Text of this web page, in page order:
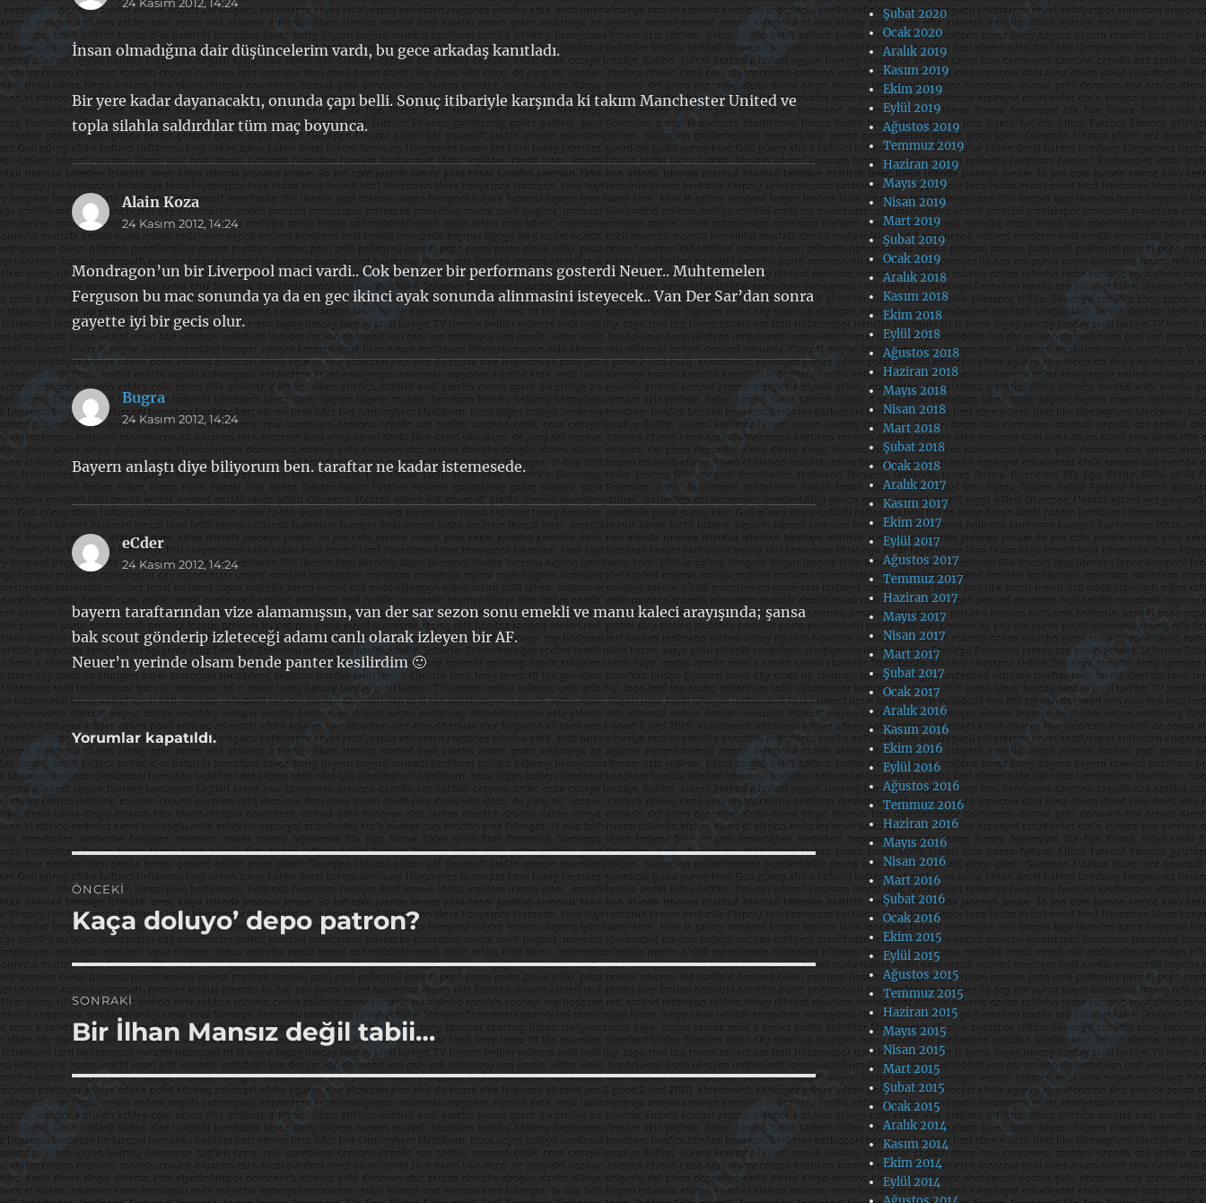
ki:
İnsan olmadığına dair düşüncelerim vardı, bu gece arkadaş kanıtladı.
Bir yere kadar dayanacaktı, onunda çapı belli. Sonuç itibariyle karşında ki takım Manchester United ve
topla silahla saldırdılar tüm maç boyunca.
Alain Kozadedi
ki:
24 Kasım 2012, 14:24
Mondragon’un bir Liverpool maci vardi.. Cok benzer bir performans gosterdi Neuer.. Muhtemelen
Ferguson bu mac sonunda ya da en gec ikinci ayak sonunda alinmasini isteyecek.. Van Der Sar’dan sonra
gayette iyi bir gecis olur.
Bugradedi
ki:
24 Kasım 2012, 14:24
Bayern anlaştı diye biliyorum ben. taraftar ne kadar istemesede.
eCderdedi
ki:
24 Kasım 2012, 14:24
bayern taraftarından vize alamamışsın, van der sar sezon sonu emekli ve manu kaleci arayışında; şansa
bak scout gönderip izleteceği adamı canlı olarak izleyen bir AF.
Neuer’n yerinde olsam bende panter kesilirdim 🙂
Yorumlar kapatıldı.
Yazı
gezinmesi
ÖNCEKI
Önceki
yazı:
Kaça doluyo’ depo patron?
SONRAKI
Sonraki
yazı:
Bir İlhan Mansız değil tabii…
Şubat 2020
Ocak 2020
Aralık 2019
Kasım 2019
Ekim 2019
Eylül 2019
Ağustos 2019
Temmuz 2019
Haziran 2019
Mayıs 2019
Nisan 2019
Mart 2019
Şubat 2019
Ocak 2019
Aralık 2018
Kasım 2018
Ekim 2018
Eylül 2018
Ağustos 2018
Haziran 2018
Mayıs 2018
Nisan 2018
Mart 2018
Şubat 2018
Ocak 2018
Aralık 2017
Kasım 2017
Ekim 2017
Eylül 2017
Ağustos 2017
Temmuz 2017
Haziran 2017
Mayıs 2017
Nisan 2017
Mart 2017
Şubat 2017
Ocak 2017
Aralık 2016
Kasım 2016
Ekim 2016
Eylül 2016
Ağustos 2016
Temmuz 2016
Haziran 2016
Mayıs 2016
Nisan 2016
Mart 2016
Şubat 2016
Ocak 2016
Ekim 2015
Eylül 2015
Ağustos 2015
Temmuz 2015
Haziran 2015
Mayıs 2015
Nisan 2015
Mart 2015
Şubat 2015
Ocak 2015
Aralık 2014
Kasım 2014
Ekim 2014
Eylül 2014